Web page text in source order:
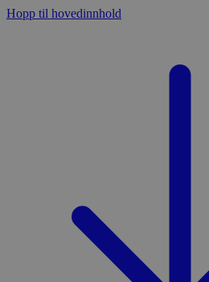
Hopp til hovedinnhold